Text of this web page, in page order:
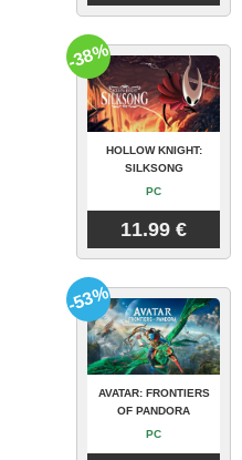
HOLLOW KNIGHT:
SILKSONG
PC
11.99 €
-38%
AVATAR: FRONTIERS
OF PANDORA
PC
-53%